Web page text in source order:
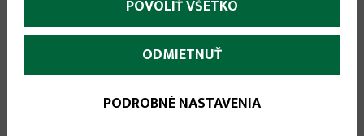

POVOLIŤ VŠETKO
ODMIETNUŤ
PODROBNÉ NASTAVENIA